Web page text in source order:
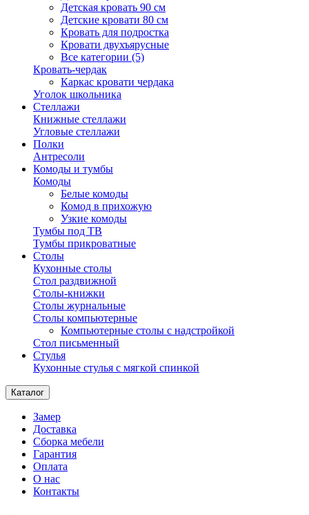
Детская кровать 90 см
Детские кровати 80 см
Кровать для подростка
Кровати двухъярусные
Все категории (5)
Кровать-чердак
Каркас кровати чердака
Уголок школьника
Стеллажи
Книжные стеллажи
Угловые стеллажи
Полки
Антресоли
Комоды и тумбы
Комоды
Белые комоды
Комод в прихожую
Узкие комоды
Тумбы под ТВ
Тумбы прикроватные
Столы
Кухонные столы
Стол раздвижной
Столы-книжки
Столы журнальные
Столы компьютерные
Компьютерные столы с надстройкой
Стол письменный
Стулья
Кухонные стулья с мягкой спинкой
Каталог
Замер
Доставка
Сборка мебели
Гарантия
Оплата
О нас
Контакты